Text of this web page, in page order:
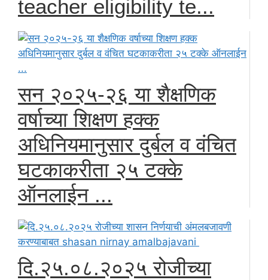
teacher eligibility te...
सन २०२५-२६ या शैक्षणिक
वर्षाच्या शिक्षण हक्क
अधिनियमानुसार दुर्बल व वंचित
घटकाकरीता २५ टक्के
ऑनलाईन ...
दि.२५.०८.२०२५ रोजीच्या